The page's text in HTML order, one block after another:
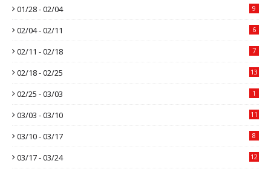
01/28 - 02/04 9
02/04 - 02/11 6
02/11 - 02/18 7
02/18 - 02/25 13
02/25 - 03/03 1
03/03 - 03/10 11
03/10 - 03/17 8
03/17 - 03/24 12